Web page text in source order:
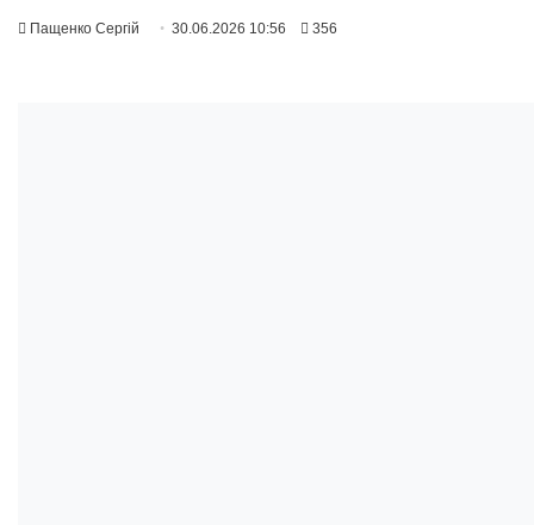
Пащенко Сергій 30.06.2026 10:56 356